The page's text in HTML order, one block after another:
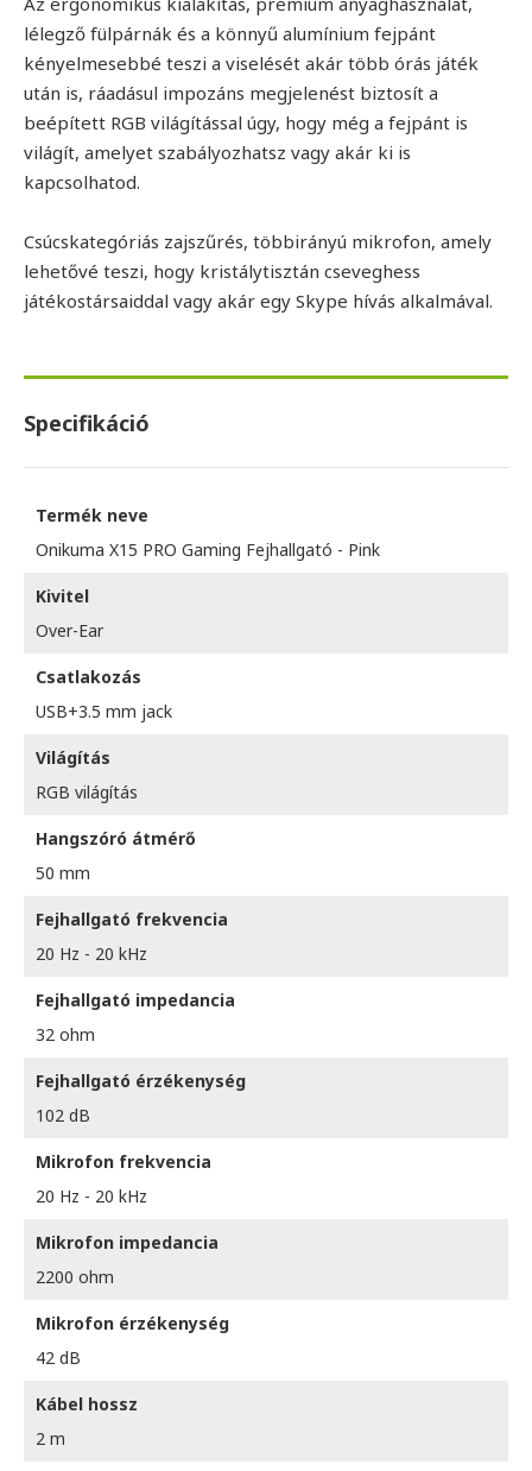
lélegző fülpárnák és a könnyű alumínium fejpánt
kényelmesebbé teszi a viselését akár több órás játék
után is, ráadásul impozáns megjelenést biztosít a
beépített RGB világítással úgy, hogy még a fejpánt is
világít, amelyet szabályozhatsz vagy akár ki is
kapcsolhatod.
Csúcskategóriás zajszűrés, többirányú mikrofon, amely
lehetővé teszi, hogy kristálytisztán cseveghess
játékostársaiddal vagy akár egy Skype hívás alkalmával.
Specifikáció
Termék neve
Onikuma X15 PRO Gaming Fejhallgató - Pink
Kivitel
Over-Ear
Csatlakozás
USB+3.5 mm jack
Világítás
RGB világítás
Hangszóró átmérő
50 mm
Fejhallgató frekvencia
20 Hz - 20 kHz
Fejhallgató impedancia
32 ohm
Fejhallgató érzékenység
102 dB
Mikrofon frekvencia
20 Hz - 20 kHz
Mikrofon impedancia
2200 ohm
Mikrofon érzékenység
42 dB
Kábel hossz
2 m